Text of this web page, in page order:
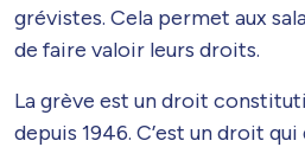
grévistes. Cela permet aux
de faire valoir leurs droits.
La grève est un droit
depuis 1946. C’est un droit